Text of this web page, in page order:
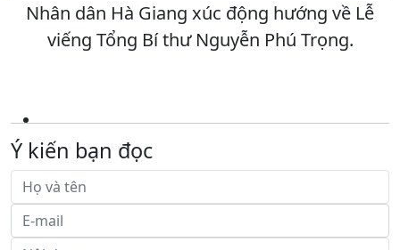
Nhân dân Hà Giang xúc động hướng về Lễ
viếng Tổng Bí thư Nguyễn Phú Trọng.
Ý kiến bạn đọc